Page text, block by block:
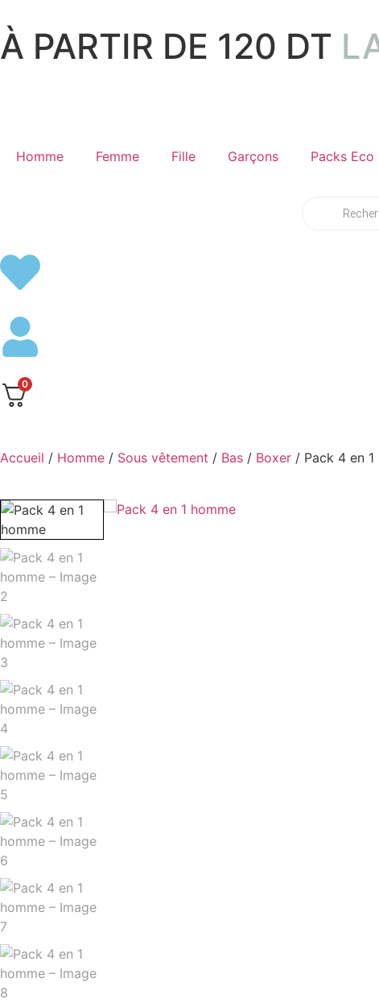
À PARTIR DE 120 DT
Homme Femme Fille Garçons Packs Eco
0
Accueil / Homme / Sous vêtement / Bas / Boxer / Pack 4 en 1